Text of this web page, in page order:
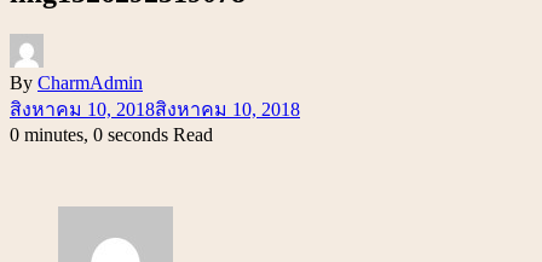
By CharmAdmin
สิงหาคม 10, 2018สิงหาคม 10, 2018
0 minutes, 0 seconds Read